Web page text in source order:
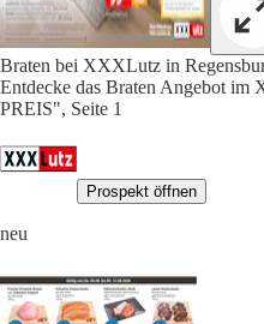
Braten bei XXXLutz in
Entdecke das Braten Angebot
PREIS", Seite 1
Prospekt öffnen
neu